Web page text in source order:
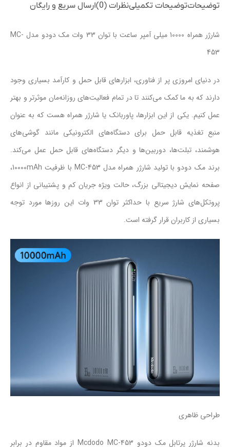
توضیحاتتوضیحات تکمیلینظرات (0) ارسال سریع و رایگان
شارژر همراه 10000 میلی آمپر ساعت با توان 33 وات مک دودو مدل MC-
453
در دنیای امروزی پر از فناوری، ابزارهای قابل حمل و کارآمد بسیاری وجود
دارند که به ما کمک می‌کنند تا در تمام فعالیت‌های روزانه‌مان موثرتر و بهتر
عمل کنیم. یکی از این ابزارها، پاوربانک یا شارژر همراه هست که به عنوان
منبع تغذیه قابل حمل برای دستگاه‌های الکترونیکی مانند گوشی‌های
هوشمند، تبلت‌ها، دوربین‌ها و دیگر دستگاه‌های قابل حمل عمل می‌کند.
برند مک دودو با تولید شارژر همراه مدل MC-453 با ظرفیت 10000mAh،
صفحه نمایش دیجیتالی بزرگ، حالت ویژه جریان کم و پشتیبانی از انواع
پروتکل‌های شارژ سریع با حداکثر توان 33 وات این روزها مورد توجه
بسیاری از کاربران قرار گرفته است.
طراحی ظاهری
بدنه شارژر پرتابل مک دودو Mcdodo MC-453 از مواد مقاوم در برابر